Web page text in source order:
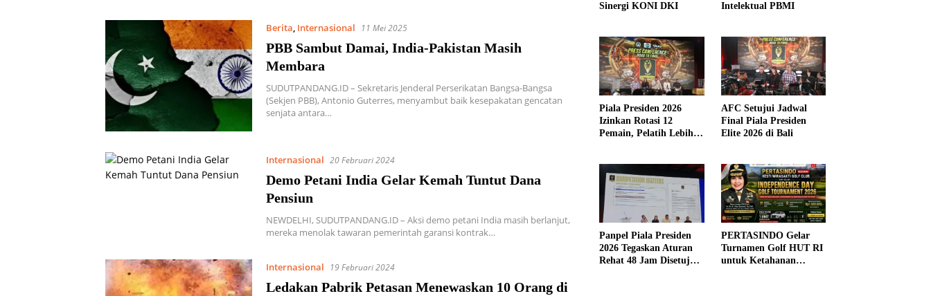
Berita, Internasional 11 Mei 2025
PBB Sambut Damai, India-Pakistan Masih
Membara
SUDUTPANDANG.ID – Sekretaris Jenderal Perserikatan Bangsa-Bangsa
(Sekjen PBB), Antonio Guterres, menyambut baik kesepakatan gencatan
senjata antara…
Internasional 20 Februari 2024
Demo Petani India Gelar Kemah Tuntut Dana
Pensiun
NEWDELHI, SUDUTPANDANG.ID – Aksi demo petani India masih berlanjut,
mereka menolak tawaran pemerintah garansi kontrak…
Internasional 19 Februari 2024
Ledakan Pabrik Petasan Menewaskan 10 Orang di
Sinergi KONI DKI
Intelektual PBMI
Piala Presiden 2026
Izinkan Rotasi 12
Pemain, Pelatih Lebih
AFC Setujui Jadwal
Final Piala Presiden
Elite 2026 di Bali
Panpel Piala Presiden
2026 Tegaskan Aturan
Rehat 48 Jam Disetujui
PERTASINDO Gelar
Turnamen Golf HUT RI
untuk Ketahanan